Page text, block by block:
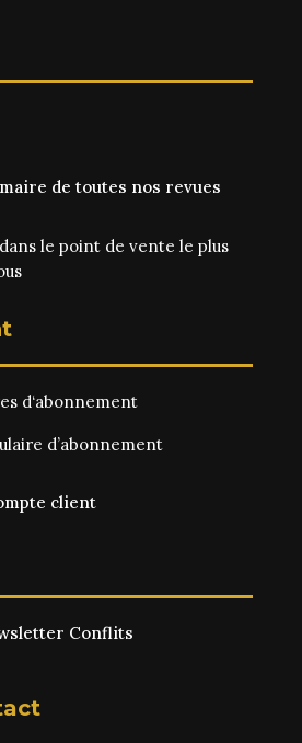
de toutes nos revues
le point de vente le plus
d‘abonnement
d’abonnement
client
Conflits